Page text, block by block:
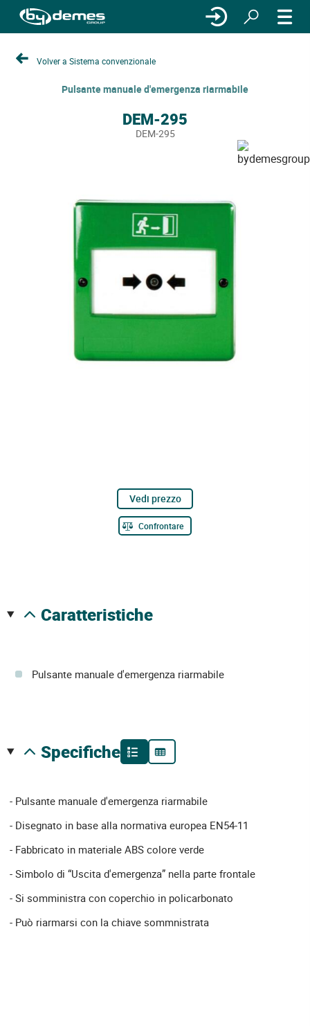
Volver a Sistema convenzionale
Pulsante manuale d'emergenza riarmabile
DEM-295
DEM-295
Vedi prezzo
Confrontare
caratteristiche
Pulsante manuale d'emergenza riarmabile
specifiche
- Pulsante manuale d'emergenza riarmabile
- Disegnato in base alla normativa europea EN54-11
- Fabbricato in materiale ABS colore verde
- Simbolo di “Uscita d'emergenza” nella parte frontale
- Si somministra con coperchio in policarbonato
- Può riarmarsi con la chiave sommnistrata